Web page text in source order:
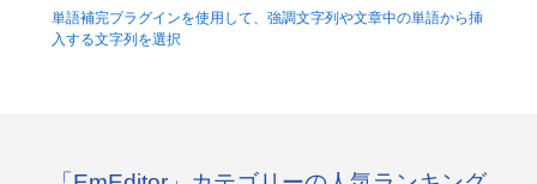
単語補完プラグインを使用して、強調文字列や文章中の単語から挿
入する文字列を選択